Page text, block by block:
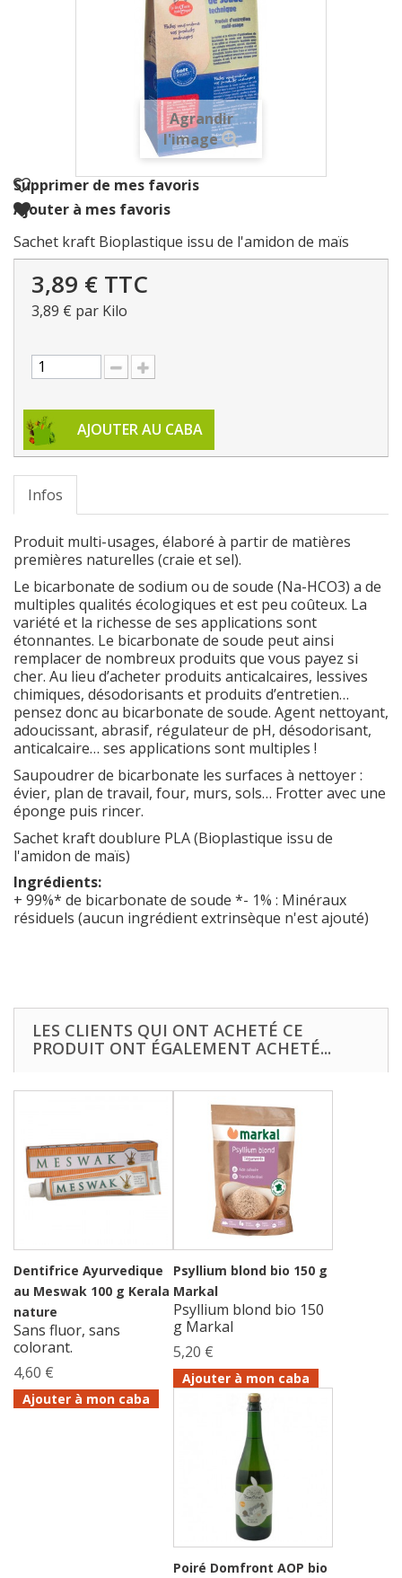
Agrandir
l'image
Supprimer de mes favoris
Ajouter à mes favoris
Sachet kraft Bioplastique issu de l'amidon de maïs
3,89 € TTC
3,89 € par Kilo
AJOUTER AU CABA
Infos
Produit multi-usages, élaboré à partir de matières
premières naturelles (craie et sel).
Le bicarbonate de sodium ou de soude (Na-HCO3) a de
multiples qualités écologiques et est peu coûteux. La
variété et la richesse de ses applications sont
étonnantes. Le bicarbonate de soude peut ainsi
remplacer de nombreux produits que vous payez si
cher. Au lieu d’acheter produits anticalcaires, lessives
chimiques, désodorisants et produits d’entretien…
pensez donc au bicarbonate de soude. Agent nettoyant,
adoucissant, abrasif, régulateur de pH, désodorisant,
anticalcaire… ses applications sont multiples !
Saupoudrer de bicarbonate les surfaces à nettoyer :
évier, plan de travail, four, murs, sols… Frotter avec une
éponge puis rincer.
Sachet kraft doublure PLA (Bioplastique issu de
l'amidon de maïs)
Ingrédients:
+ 99%* de bicarbonate de soude *- 1% : Minéraux
résiduels (aucun ingrédient extrinsèque n'est ajouté)
LES CLIENTS QUI ONT ACHETÉ CE
PRODUIT ONT ÉGALEMENT ACHETÉ...
Dentifrice Ayurvedique
au Meswak 100 g Kerala
nature
Sans fluor, sans
colorant.
4,60 €
Ajouter à mon caba
Psyllium blond bio 150 g
Markal
Psyllium blond bio 150
g Markal
5,20 €
Ajouter à mon caba
Poiré Domfront AOP bio